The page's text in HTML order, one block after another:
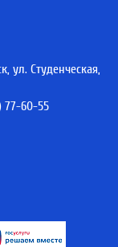
ул. Студенческая,
77-60-55